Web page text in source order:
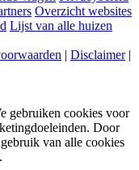
Overzicht websites
Lijst van alle huizen
| Disclaimer |
gebruiken cookies voor
Door
van alle cookies
.